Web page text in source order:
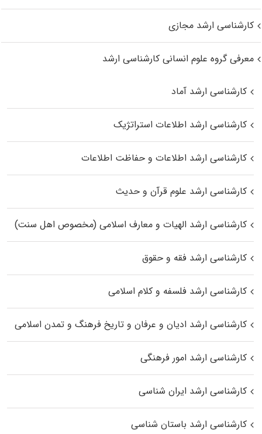
کارشناسی ارشد مجازی
معرفی گروه علوم انسانی کارشناسی ارشد
کارشناسی ارشد آماد
کارشناسی ارشد اطلاعات استراتژیک
کارشناسی ارشد اطلاعات و حفاظت اطلاعات
کارشناسی ارشد علوم قرآن و حدیث
کارشناسی ارشد الهیات و معارف اسلامی (مخصوص اهل سنت)
کارشناسی ارشد فقه و حقوق
کارشناسی ارشد فلسفه و کلام اسلامی
کارشناسی ارشد ادیان و عرفان و تاریخ فرهنگ و تمدن اسلامی
کارشناسی ارشد امور فرهنگی
کارشناسی ارشد ایران شناسی
کارشناسی ارشد باستان شناسی